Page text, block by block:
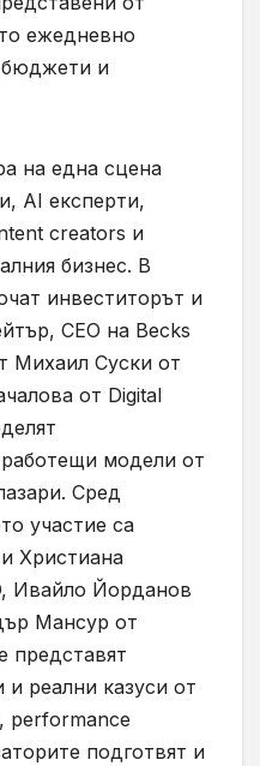
ежедневно
бюджети и
на една сцена
AI експерти,
creators и
бизнес. В
инвеститорът и
CEO на Becks
Михаил Суски от
от Digital
модели от
Сред
участие са
Христиана
Ивайло Йорданов
Мансур от
представят
и реални казуси от
performance
подготвят и